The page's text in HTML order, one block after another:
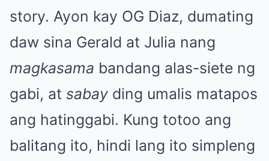
story. Ayon kay OG Diaz, dumating
daw sina Gerald at Julia nang
magkasama bandang alas-siete ng
gabi, at sabay ding umalis matapos
ang hatinggabi. Kung totoo ang
balitang ito, hindi lang ito simpleng